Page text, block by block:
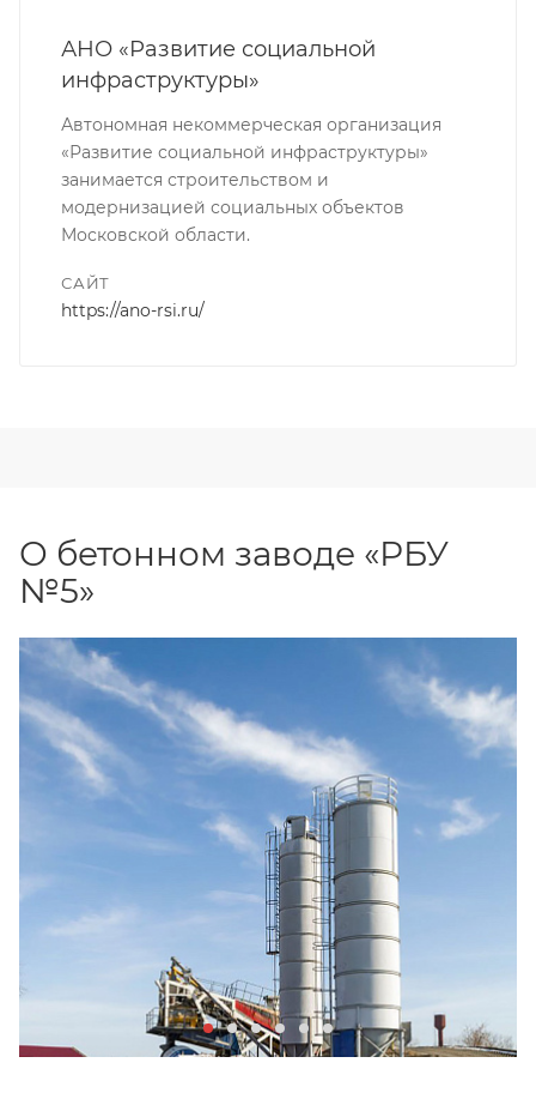
АНО «Развитие социальной
инфраструктуры»
Автономная некоммерческая организация
«Развитие социальной инфраструктуры»
занимается строительством и
модернизацией социальных объектов
Московской области.
САЙТ
https://ano-rsi.ru/
О бетонном заводе «РБУ
№5»